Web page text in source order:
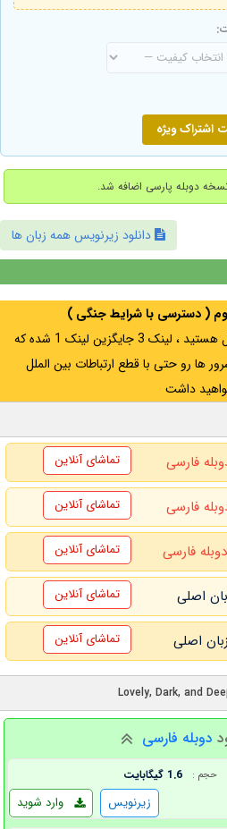
اشتراک ویژه
دانلود زیرنویس همه زبان ها
( دسترسی با شرایط جنگی )
اگر از ایران به آدرس مخفی متصل هستید ، لینک 3 جایگزین لینک 1 شده که
ها رو حتی با قطع ارتباطات بین الملل
داشت
فارسی تماشای آنلاین
فارسی تماشای آنلاین
فارسی تماشای آنلاین
تماشای آنلاین
تماشای آنلاین
دوبله فارسی
حجم : 1.6 گیگابایت
وارد شوید زیرنویس